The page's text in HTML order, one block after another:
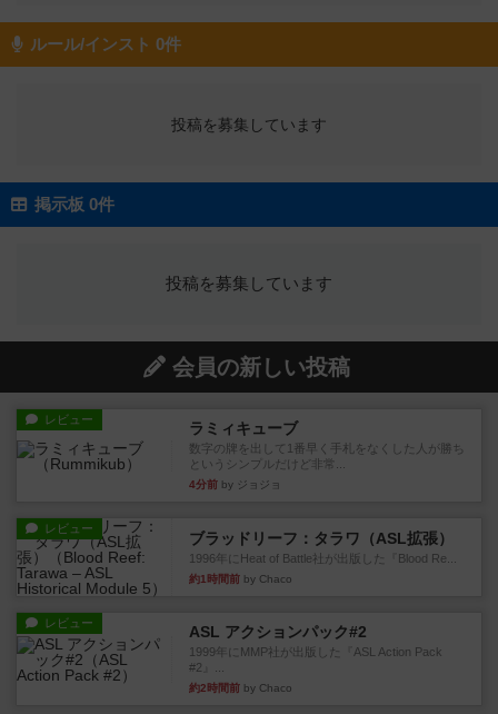
ルール/インスト 0件
投稿を募集しています
掲示板 0件
投稿を募集しています
会員の新しい投稿
レビュー ラミィキューブ
数字の牌を出して1番早く手札をなくした人が勝ち
というシンプルだけど非常...
4分前 by ジョジョ
レビュー
ブラッドリーフ：タラワ（ASL拡張）
1996年にHeat of Battle社が出版した『Blood Re...
約1時間前 by Chaco
レビュー ASL アクションパック#2
1999年にMMP社が出版した『ASL Action Pack
#2』...
約2時間前 by Chaco